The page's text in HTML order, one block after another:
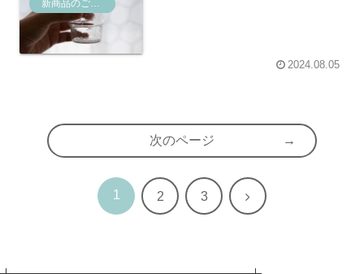
2024.08.05
次のページ
1 2 3 次